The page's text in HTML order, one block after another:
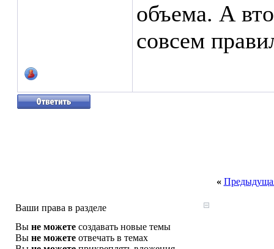
объема. А
совсем
«
Ваши права в разделе
Вы не можете создавать новые темы
Вы не можете отвечать в темах